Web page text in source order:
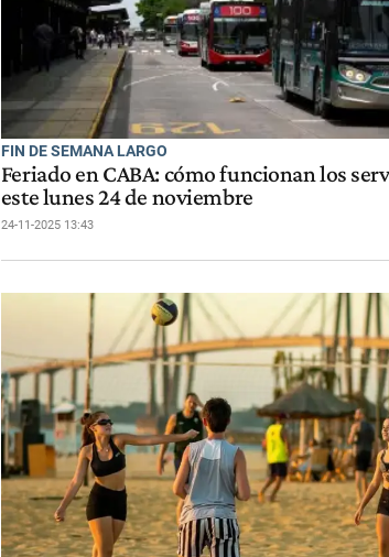
FIN DE SEMANA LARGO
Feriado en CABA: cómo funcionan los
este lunes 24 de noviembre
24-11-2025 13:43